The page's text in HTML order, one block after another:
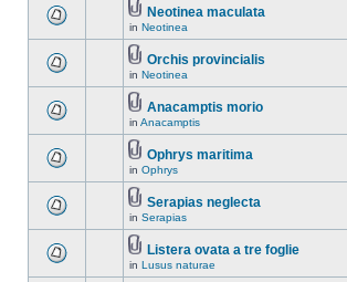
Neotinea maculata
in Neotinea
Orchis provincialis
in Neotinea
Anacamptis morio
in Anacamptis
Ophrys maritima
in Ophrys
Serapias neglecta
in Serapias
Listera ovata a tre foglie
in Lusus naturae